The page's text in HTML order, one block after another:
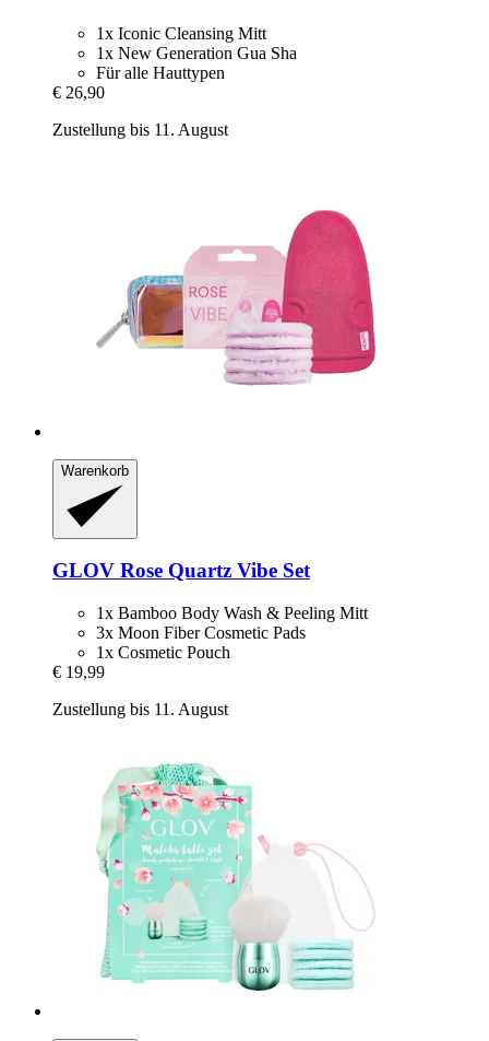
1x Iconic Cleansing Mitt
1x New Generation Gua Sha
Für alle Hauttypen
€ 26,90
Zustellung bis 11. August
Warenkorb
GLOV Rose Quartz Vibe Set
1x Bamboo Body Wash & Peeling Mitt
3x Moon Fiber Cosmetic Pads
1x Cosmetic Pouch
€ 19,99
Zustellung bis 11. August